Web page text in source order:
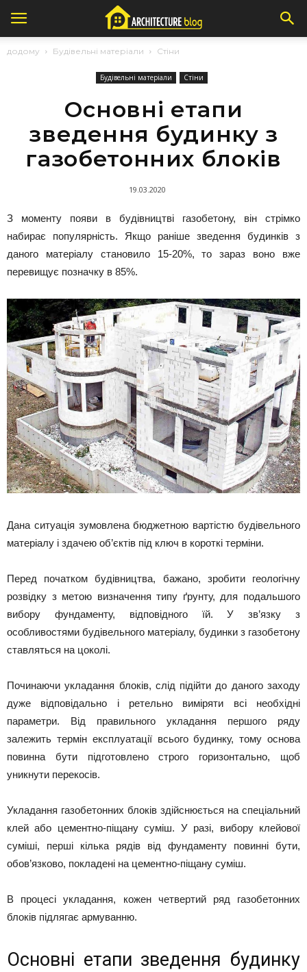
додому Будівельні матеріали Стіни
Будівельні матеріали Стіни
Основні етапи
зведення будинку з
газобетонних блоків
19.03.2020
З моменту появи в будівництві газобетону, він стрімко
набирає популярність. Якщо раніше зведення будинків з
даного матеріалу становило 15-20%, то зараз воно вже
перевищує позначку в 85%.
Дана ситуація зумовлена ​​бюджетною вартістю будівельного
матеріалу і здачею об’єктів під ключ в короткі терміни.
Перед початком будівництва, бажано, зробити геологічну
розвідку з метою визначення типу ґрунту, для подальшого
вибору фундаменту, відповідного їй. У зв’язку з
особливостями будівельного матеріалу, будинки з газобетону
ставляться на цоколі.
Починаючи укладання блоків, слід підійти до даного заходу
дуже відповідально і ретельно виміряти всі необхідні
параметри. Від правильного укладання першого ряду
залежить термін експлуатації всього будинку, тому основа
повинна бути підготовлено строго горизонтально, щоб
уникнути перекосів.
Укладання газобетонних блоків здійснюється на спеціальний
клей або цементно-піщану суміш. У разі, вибору клейової
суміші, перші кілька рядів від фундаменту повинні бути,
обов’язково, покладені на цементно-піщану суміш.
В процесі укладання, кожен четвертий ряд газобетонних
блоків підлягає армуванню.
Основні етапи зведення будинку